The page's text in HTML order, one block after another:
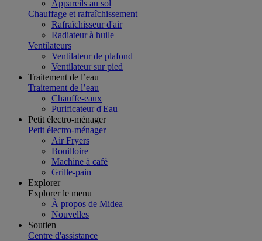
Appareils au sol
Chauffage et rafraîchissement
Rafraîchisseur d'air
Radiateur à huile
Ventilateurs
Ventilateur de plafond
Ventilateur sur pied
Traitement de l’eau
Traitement de l’eau
Chauffe-eaux
Purificateur d'Eau
Petit électro-ménager
Petit électro-ménager
Air Fryers
Bouilloire
Machine à café
Grille-pain
Explorer
Explorer le menu
À propos de Midea
Nouvelles
Soutien
Centre d'assistance